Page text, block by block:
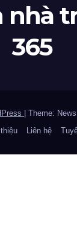
nhà
365
Theme:
Liên hệ